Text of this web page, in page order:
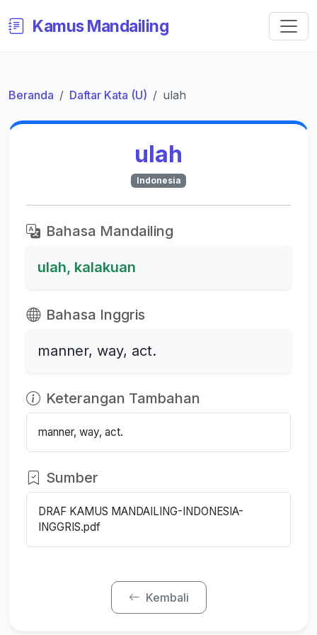
Kamus Mandailing
Beranda Daftar Kata (U) ulah
ulah
Indonesia
Bahasa Mandailing
ulah, kalakuan
Bahasa Inggris
manner, way, act.
Keterangan Tambahan
manner, way, act.
Sumber
DRAF KAMUS MANDAILING-INDONESIA-
INGGRIS.pdf
Kembali